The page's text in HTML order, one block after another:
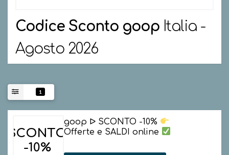
Codice Sconto goop Italia -
Agosto 2026
1
SCONTO
-10%
goop ᐅ SCONTO -10%
Offerte e SALDI online